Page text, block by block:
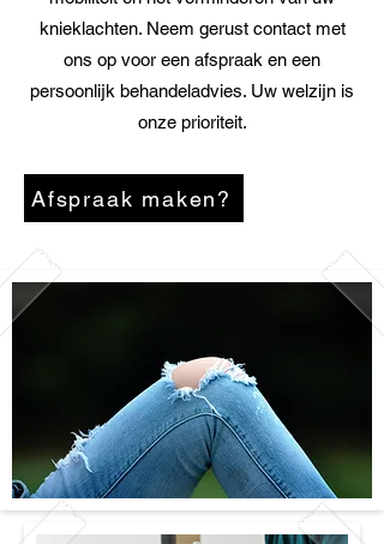
knieklachten. Neem gerust contact met
ons op voor een afspraak en een
persoonlijk behandeladvies. Uw welzijn is
onze prioriteit.
Afspraak maken?